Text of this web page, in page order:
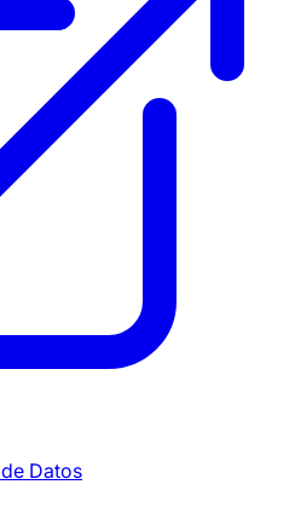
Datos